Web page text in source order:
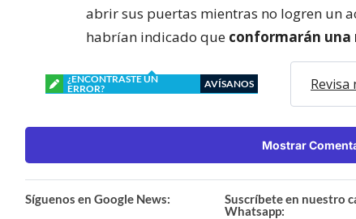
abrir sus puertas mientras no logren un
habrían indicado que conformarán una
¿ENCONTRASTE UN
ERROR?
AVÍSANOS
Mostrar
Síguenos en Google News:
Suscríbete en nuestro
Whatsapp: